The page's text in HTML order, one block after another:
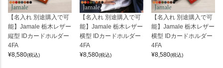
【名入れ 別途購入で可
能】Jamale 栃木レザー
縦型 IDカードホルダー
4FA
¥8,580(税込)
【名入れ 別途購入で可
能】Jamale 栃木レザー
横型 IDカードホルダー
4FA
¥8,580(税込)
【名入れ 別途購入で可
能】Jamale 栃木レザー
横型 IDカードホルダー
4FA
¥8,580(税込)